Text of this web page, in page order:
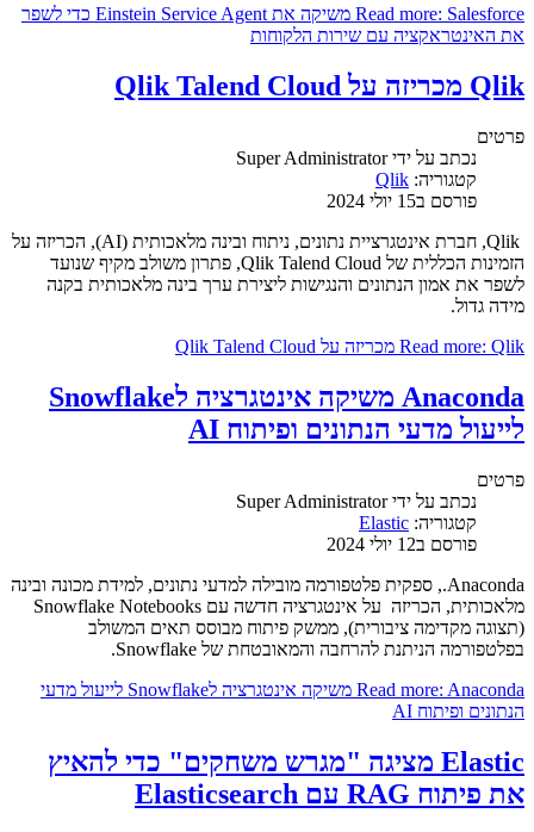
Read more: Salesforce משיקה את Einstein Service Agent כדי לשפר
את האינטראקציה עם שירות הלקוחות
Qlik מכריזה על Qlik Talend Cloud
פרטים
נכתב על ידיSuper Administrator
קטגוריה: Qlik
פורסם ב15 יולי 2024
Qlik, חברת אינטגרציית נתונים, ניתוח ובינה מלאכותית (AI), הכריזה על
הזמינות הכללית של Qlik Talend Cloud, פתרון משולב מקיף שנועד
לשפר את אמון הנתונים והנגישות ליצירת ערך בינה מלאכותית בקנה
מידה גדול.
Read more: Qlik מכריזה על Qlik Talend Cloud
Anaconda משיקה אינטגרציה לSnowflake
לייעול מדעי הנתונים ופיתוח AI
פרטים
נכתב על ידיSuper Administrator
קטגוריה: Elastic
פורסם ב12 יולי 2024
Anaconda., ספקית פלטפורמה מובילה למדעי נתונים, למידת מכונה ובינה
מלאכותית, הכריזה על אינטגרציה חדשה עם Snowflake Notebooks
(תצוגה מקדימה ציבורית), ממשק פיתוח מבוסס תאים המשולב
בפלטפורמה הניתנת להרחבה והמאובטחת של Snowflake.
Read more: Anaconda משיקה אינטגרציה לSnowflake לייעול מדעי
הנתונים ופיתוח AI
Elastic מציגה "מגרש משחקים" כדי להאיץ
את פיתוח RAG עם Elasticsearch